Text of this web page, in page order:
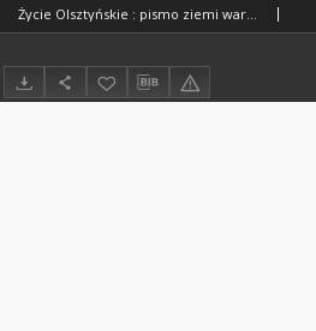
Życie Olsztyńskie : pismo ziemi warmińsko-mazurskiej, 1954, nr 105